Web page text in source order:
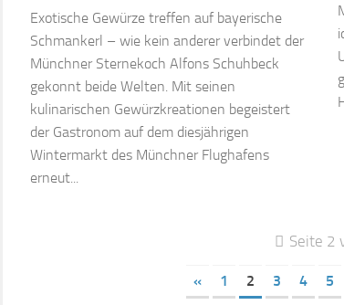
Exotische Gewürze treffen auf bayerische
Schmankerl – wie kein anderer verbindet der
Münchner Sternekoch Alfons Schuhbeck
gekonnt beide Welten. Mit seinen
kulinarischen Gewürzkreationen begeistert
der Gastronom auf dem diesjährigen
Wintermarkt des Münchner Flughafens
erneut...
Seite 2
« 1 2 3 4 5